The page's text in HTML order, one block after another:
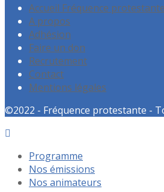
Accueil Fréquence protestante
A propos
Adhésion
Faire un don
Recrutement
Contact
Mentions légales
©2022 - Fréquence protestante -
Programme
Nos émissions
Nos animateurs